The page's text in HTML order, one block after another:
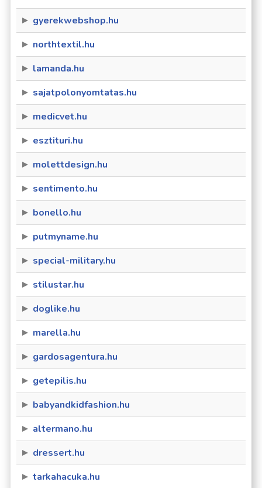
gyerekwebshop.hu
northtextil.hu
lamanda.hu
sajatpolonyomtatas.hu
medicvet.hu
esztituri.hu
molettdesign.hu
sentimento.hu
bonello.hu
putmyname.hu
special-military.hu
stilustar.hu
doglike.hu
marella.hu
gardosagentura.hu
getepilis.hu
babyandkidfashion.hu
altermano.hu
dressert.hu
tarkahacuka.hu